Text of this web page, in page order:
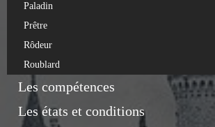
Paladin
Prêtre
Rôdeur
Roublard
Les compétences
Les états et conditions